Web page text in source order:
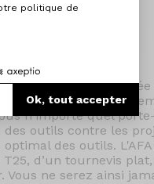
politique de
Ok, tout accepter
toujours à
Le support,
n'importe quel
outils contre les
des outils.
d’un tournevis
ne serez ainsi